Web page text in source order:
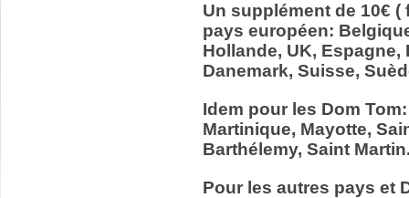
Un supplément de 10€
pays européen:
Hollande, UK,
Danemark, Suisse,
Idem pour les Dom
Martinique, Mayotte,
Barthélemy, Saint
Pour les autres pays et